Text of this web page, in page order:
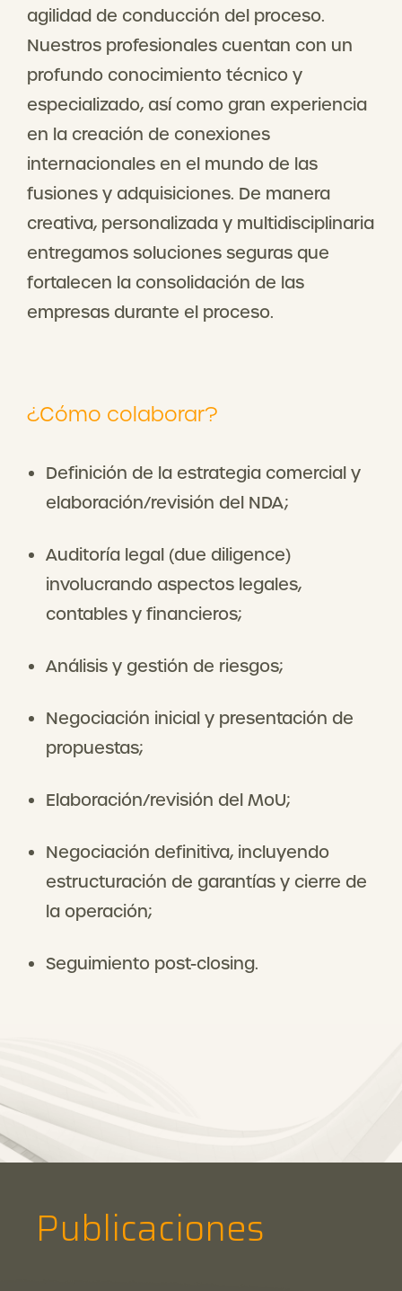
agilidad de conducción del proceso.
Nuestros profesionales cuentan con un
profundo conocimiento técnico y
especializado, así como gran experiencia
en la creación de conexiones
internacionales en el mundo de las
fusiones y adquisiciones. De manera
creativa, personalizada y multidisciplinaria
entregamos soluciones seguras que
fortalecen la consolidación de las
empresas durante el proceso.
¿Cómo colaborar?
Definición de la estrategia comercial y
elaboración/revisión del NDA;
Auditoría legal (due diligence)
involucrando aspectos legales,
contables y financieros;
Análisis y gestión de riesgos;
Negociación inicial y presentación de
propuestas;
Elaboración/revisión del MoU;
Negociación definitiva, incluyendo
estructuración de garantías y cierre de
la operación;
Seguimiento post-closing.
Publicaciones